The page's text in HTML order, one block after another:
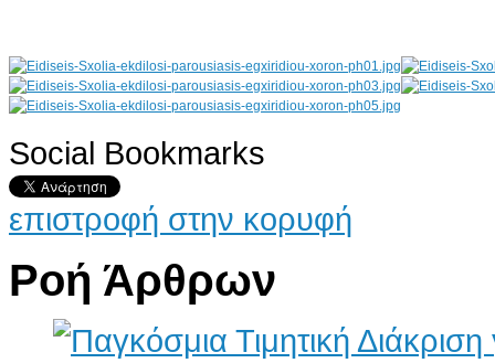
AdmirorGallery 4.5.0, author/s Vasiljevski& Kekeljevic
Social Bookmarks
επιστροφή στην κορυφή
Ροή Άρθρων